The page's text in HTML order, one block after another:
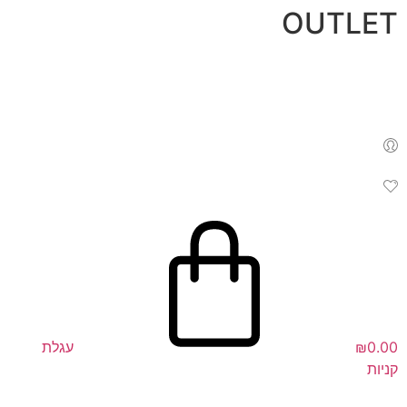
דלג
לתוכן
OUTLET
₪0.00
עגלת
קניות